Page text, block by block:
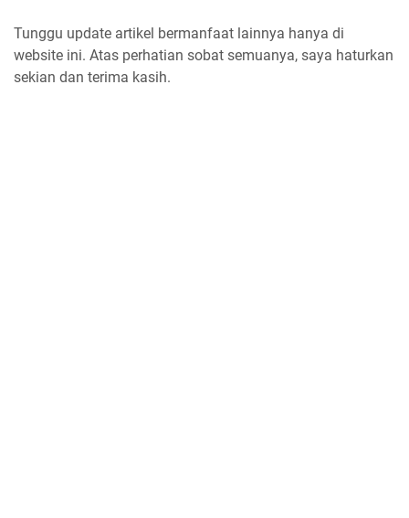
Tunggu update artikel bermanfaat lainnya hanya di
website ini. Atas perhatian sobat semuanya, saya haturkan
sekian dan terima kasih.